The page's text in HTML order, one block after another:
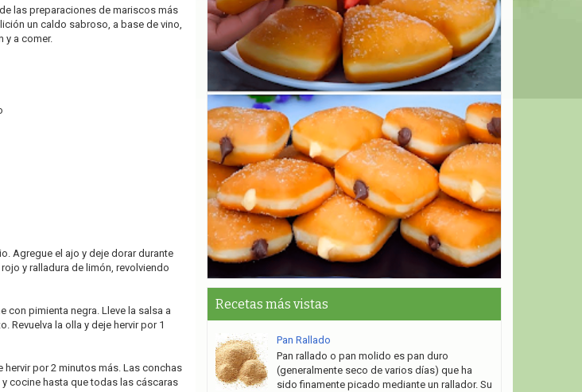
las preparaciones de mariscos más
un caldo sabroso, a base de vino,
y a comer.
Agregue el ajo y deje dorar durante
y ralladura de limón, revolviendo
con pimienta negra. Lleve la salsa a
Revuelva la olla y deje hervir por 1
hervir por 2 minutos más. Las conchas
cocine hasta que todas las cáscaras
Recetas más vistas
Pan Rallado
Pan rallado o pan molido es pan duro
(generalmente seco de varios días) que ha
sido finamente picado mediante un rallador. Su